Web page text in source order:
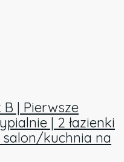
| Pierwsze
| 2 łazienki
salon/kuchnia na